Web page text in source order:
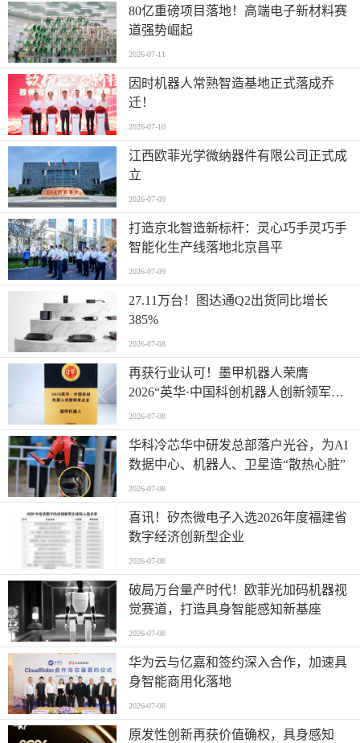
80亿重磅项目落地！高端电子新材料赛
道强势崛起
2026-07-11
因时机器人常熟智造基地正式落成乔
迁！
2026-07-10
江西欧菲光学微纳器件有限公司正式成
立
2026-07-09
打造京北智造新标杆：灵心巧手灵巧手
智能化生产线落地北京昌平
2026-07-09
27.11万台！图达通Q2出货同比增长
385%
2026-07-08
再获行业认可！墨甲机器人荣膺
2026“英华·中国科创机器人创新领军企
业”全产业链智能出海标杆
2026-07-08
华科冷芯华中研发总部落户光谷，为AI
数据中心、机器人、卫星造“散热心脏”
2026-07-08
喜讯！矽杰微电子入选2026年度福建省
数字经济创新型企业
2026-07-08
破局万台量产时代！欧菲光加码机器视
觉赛道，打造具身智能感知新基座
2026-07-08
华为云与亿嘉和签约深入合作，加速具
身智能商用化落地
2026-07-08
原发性创新再获价值确权，具身感知